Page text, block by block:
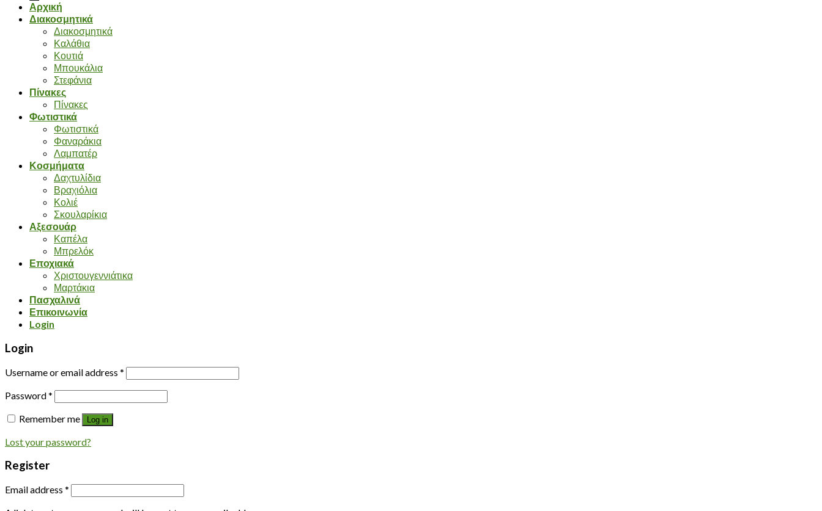
Αρχική
Διακοσμητικά
Διακοσμητικά
Καλάθια
Κουτιά
Μπουκάλια
Στεφάνια
Πίνακες
Πίνακες
Φωτιστικά
Φωτιστικά
Φαναράκια
Λαμπατέρ
Κοσμήματα
Δαχτυλίδια
Βραχιόλια
Κολιέ
Σκουλαρίκια
Αξεσουάρ
Καπέλα
Μπρελόκ
Εποχιακά
Χριστουγεννιάτικα
Μαρτάκια
Πασχαλινά
Επικοινωνία
Login
Login
Username or email address *
Password*
Remember me
Log in
Lost your password?
Register
Email address *